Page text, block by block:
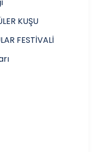
KUŞU
FESTİVALİ